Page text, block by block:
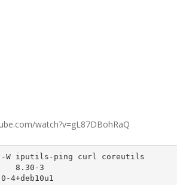
watch?v=gL87DBohRaQ
-W iputils-ping curl coreutils